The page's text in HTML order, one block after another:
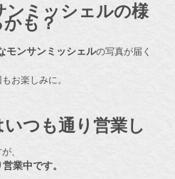
ミッシェルの様
も？
モンサンミッシェルの写真が届く
お楽しみに。
いつも通り営業し
、
業中です。